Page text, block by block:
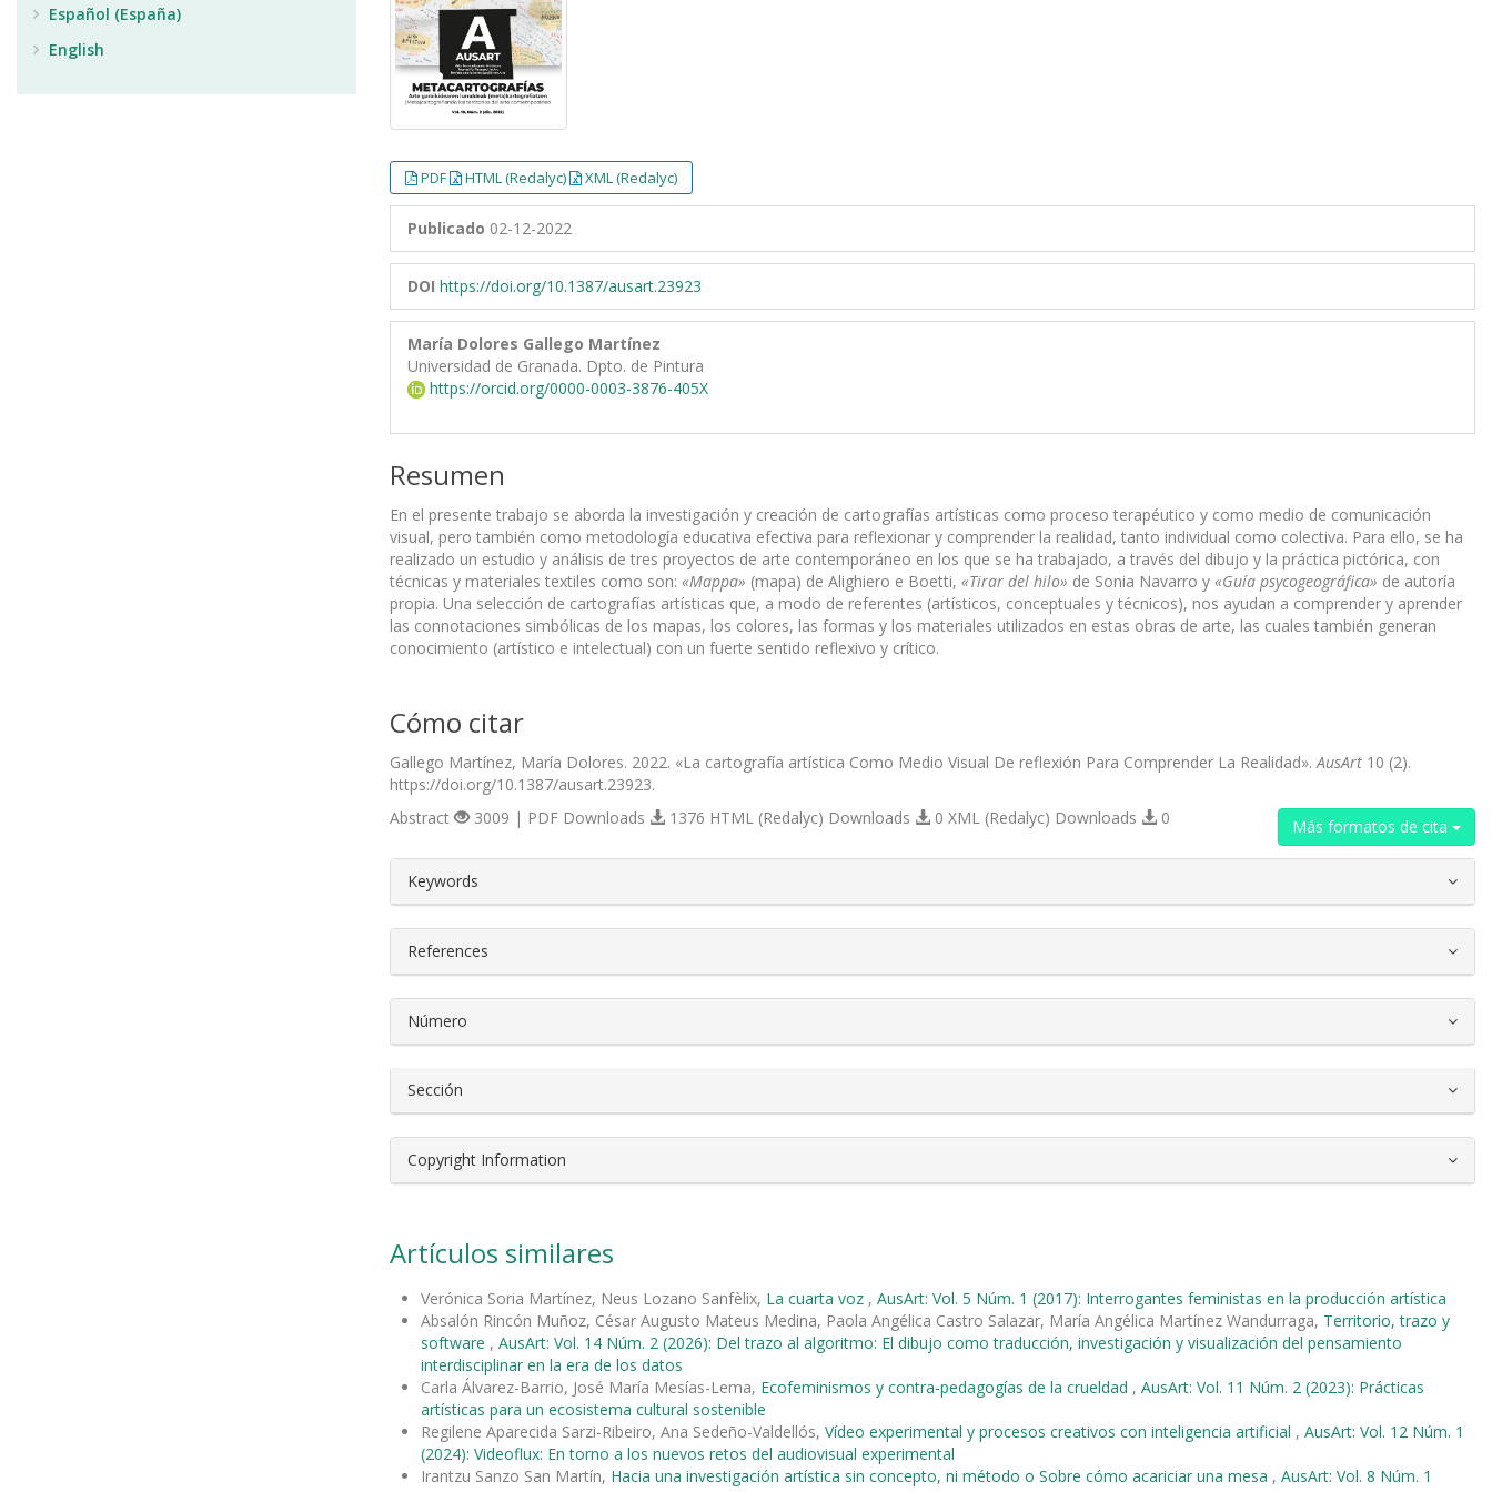
PDF HTML (Redalyc) XML (Redalyc)
Publicado 02-12-2022
DOI https://doi.org/10.1387/ausart.23923
María Dolores Gallego Martínez
Universidad de Granada. Dpto. de Pintura
https://orcid.org/0000-0003-3876-405X
Resumen
En el presente trabajo se aborda la investigación y creación de cartografías artísticas como proceso terapéutico y como medio de comunicación
visual, pero también como metodología educativa efectiva para reflexionar y comprender la realidad, tanto individual como colectiva. Para ello, se ha
realizado un estudio y análisis de tres proyectos de arte contemporáneo en los que se ha trabajado, a través del dibujo y la práctica pictórica, con
técnicas y materiales textiles como son: «Mappa» (mapa) de Alighiero e Boetti, «Tirar del hilo» de Sonia Navarro y «Guía psycogeográfica» de autoría
propia. Una selección de cartografías artísticas que, a modo de referentes (artísticos, conceptuales y técnicos), nos ayudan a comprender y aprender
las connotaciones simbólicas de los mapas, los colores, las formas y los materiales utilizados en estas obras de arte, las cuales también generan
conocimiento (artístico e intelectual) con un fuerte sentido reflexivo y crítico.
Cómo citar
Gallego Martínez, María Dolores. 2022. «La cartografía artística Como Medio Visual De reflexión Para Comprender La Realidad».AusArt 10 (2).
https://doi.org/10.1387/ausart.23923.
Más formatos de cita
Abstract 3009 | PDF Downloads 1376 HTML (Redalyc) Downloads 0 XML (Redalyc) Downloads 0
##plugins.themes.bootstrap3.article.details##
Keywords
References
Número
Sección
Copyright Information
Artículos similares
Verónica Soria Martínez, Neus Lozano Sanfèlix, La cuarta voz , AusArt: Vol. 5 Núm. 1 (2017): Interrogantes feministas en la producción artística
Absalón Rincón Muñoz, César Augusto Mateus Medina, Paola Angélica Castro Salazar, María Angélica Martínez Wandurraga, Territorio, trazo y
software , AusArt: Vol. 14 Núm. 2 (2026): Del trazo al algoritmo: El dibujo como traducción, investigación y visualización del pensamiento
interdisciplinar en la era de los datos
Carla Álvarez-Barrio, José María Mesías-Lema, Ecofeminismos y contra-pedagogías de la crueldad , AusArt: Vol. 11 Núm. 2 (2023): Prácticas
artísticas para un ecosistema cultural sostenible
Regilene Aparecida Sarzi-Ribeiro, Ana Sedeño-Valdellós, Vídeo experimental y procesos creativos con inteligencia artificial , AusArt: Vol. 12 Núm. 1
(2024): Videoflux: En torno a los nuevos retos del audiovisual experimental
Irantzu Sanzo San Martín, Hacia una investigación artística sin concepto, ni método o Sobre cómo acariciar una mesa , AusArt: Vol. 8 Núm. 1
Español (España)
English